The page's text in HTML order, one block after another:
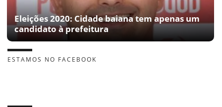
Eleições 2020: Cidade baiana tem apenas um
candidato à prefeitura
ESTAMOS NO FACEBOOK